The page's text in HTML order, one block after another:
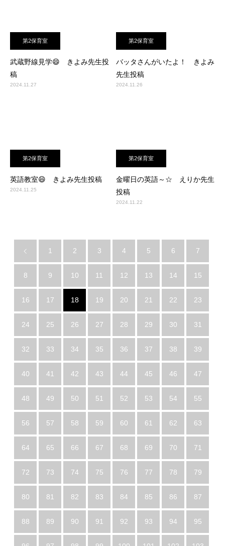
第2保育室
武蔵野線見学😄 きよみ先生投
稿
2024.11.27
第2保育室
バッタさんがいたよ！ きよみ
先生投稿
2024.11.26
第2保育室
英語教室😄 きよみ先生投稿
2024.11.25
第2保育室
金曜日の英語～☆ えりか先生
投稿
2024.11.22
1 2 3 4 5 6 7
8 9 10 11 12 13 14 15
16 17 18 19 20 21 22 23
24 25 26 27 28 29 30 31
32 33 34 35 36 37 38 39
40 41 42 43 44 45 46 47
48 49 50 51 52 53 54 55
56 57 58 59 60 61 62 63
64 65 66 67 68 69 70 71
72 73 74 75 76 77 78 79
80 81 82 83 84 85 86 87
88 89 90 91 92 93 94 95